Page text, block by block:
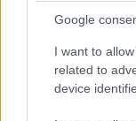
Google
I want to
related to
device